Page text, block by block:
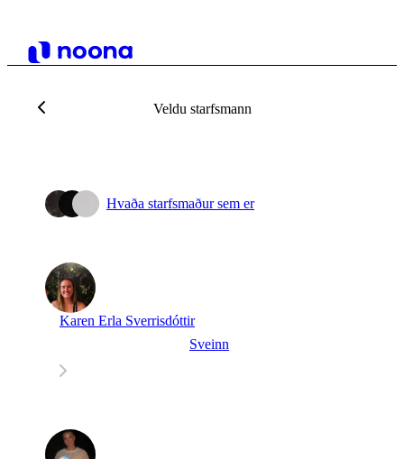
Veldu starfsmann
Hvaða starfsmaður sem er
Karen Erla Sverrisdóttir
Sveinn